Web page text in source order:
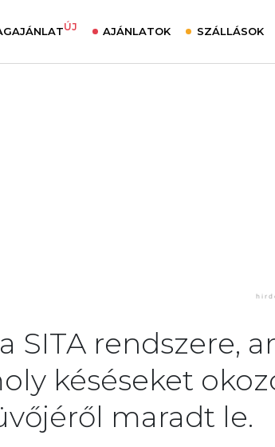
ÚJ AJÁNLATOK SZÁLLÁSOK
SITA rendszere,
késéseket
maradt le.